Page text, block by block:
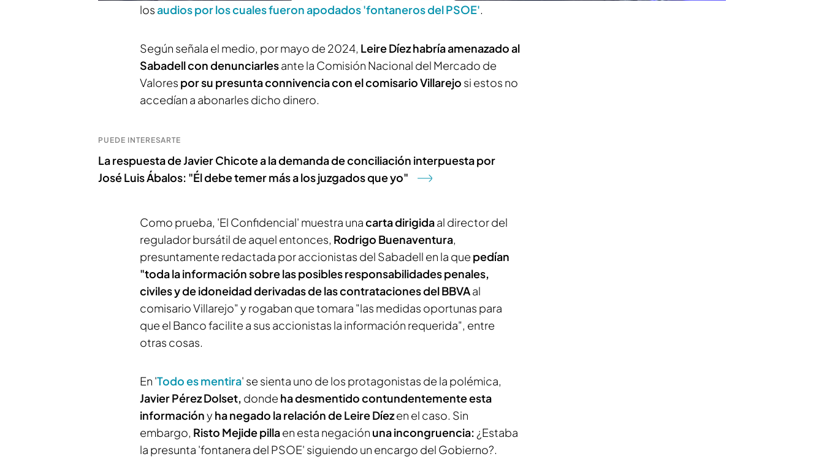
losaudios por los cuales fueron apodados 'fontaneros del PSOE'.
Según señala el medio, por mayo de 2024, Leire Díez habría amenazado al
Sabadell con denunciarlesante la Comisión Nacional del Mercado de
Valores por su presunta connivencia con el comisario Villarejo si estos no
accedían a abonarles dicho dinero.
PUEDE INTERESARTE
La respuesta de Javier Chicote a la demanda de conciliación interpuesta por
José Luis Ábalos: "Él debe temer más a los juzgados que yo"
Como prueba, 'El Confidencial' muestra unacarta dirigidaal director del
regulador bursátil de aquel entonces, Rodrigo Buenaventura,
presuntamente redactada por accionistas del Sabadell en la que pedían
"toda la información sobre las posibles responsabilidades penales,
civiles y de idoneidad derivadas de las contrataciones del BBVAal
comisario Villarejo" y rogaban que tomara "las medidas oportunas para
que el Banco facilite a sus accionistas la información requerida", entre
otras cosas.
En 'Todo es mentira' se sienta uno de los protagonistas de la polémica,
Javier Pérez Dolset, donde ha desmentido contundentemente esta
informacióny ha negado la relación de Leire Díezen el caso. Sin
embargo, Risto Mejide pillaen esta negación una incongruencia: ¿Estaba
la presunta 'fontanera del PSOE' siguiendo un encargo del Gobierno?.